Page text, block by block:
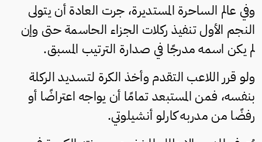
وفي عالم الساحرة المستديرة، جرت العادة أن يتولى
النجم الأول تنفيذ ركلات الجزاء الحاسمة حتى وإن
لم يكن اسمه مدرجًا في صدارة الترتيب المسبق.
ولو قرر اللاعب التقدم وأخذ الكرة لتسديد الركلة
بنفسه، فمن المستبعد تمامًا أن يواجه اعتراضًا أو
رفضًا من مدربه كارلو أنشيلوتي.